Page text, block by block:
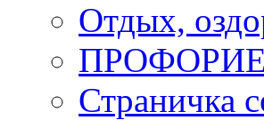
Отдых,
Страничка